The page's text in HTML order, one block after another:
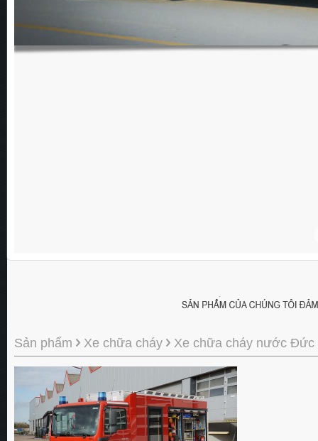
Sản phẩm Xe chữa cháy Xe chữa cháy nước Đức